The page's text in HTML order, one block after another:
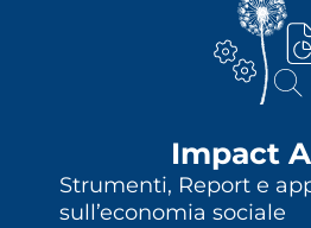
Impact
Strumenti, Report e
sull’economia sociale